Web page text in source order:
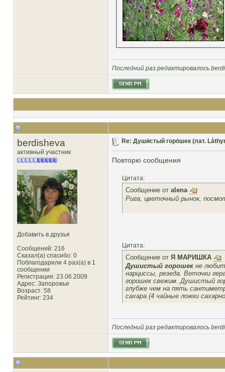
Последний раз редактировалось
berdisheva
активный участник
Добавить в друзья
Сообщений: 216
Сказал(а) спасибо: 0
Поблагодарили 4 раз(а) в 1
сообщении
Регистрация: 23.06.2009
Адрес: Запорожье
Возраст: 58
Рейтинг: 234
Re: Души́стый горо́шек (лат.
Повторю сообщения
Цитата:
Сообщение от alena
Рига, цветочный рынок,
Цитата:
Сообщение от Я МАРИШКА
Душистый горошек не
нарциссы, резеда. Веточки
горошек свежим. Душистый
глубже чем на пять
сахара (4 чайные ложки
Последний раз редактировалось